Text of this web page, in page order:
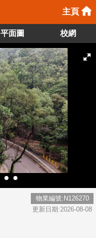
主頁
平面圖 校網
物業編號:N126270
更新日期:2026-08-08